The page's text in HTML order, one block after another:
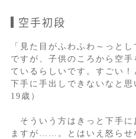
空手初段
「見た目がふわふわ～っと
ですが、子供のころから空
ているらしいです。すごい！
下手に手出しできないなと思
19歳）
そういう方はきっと下手に
ますが……。とはいえ怒らせ